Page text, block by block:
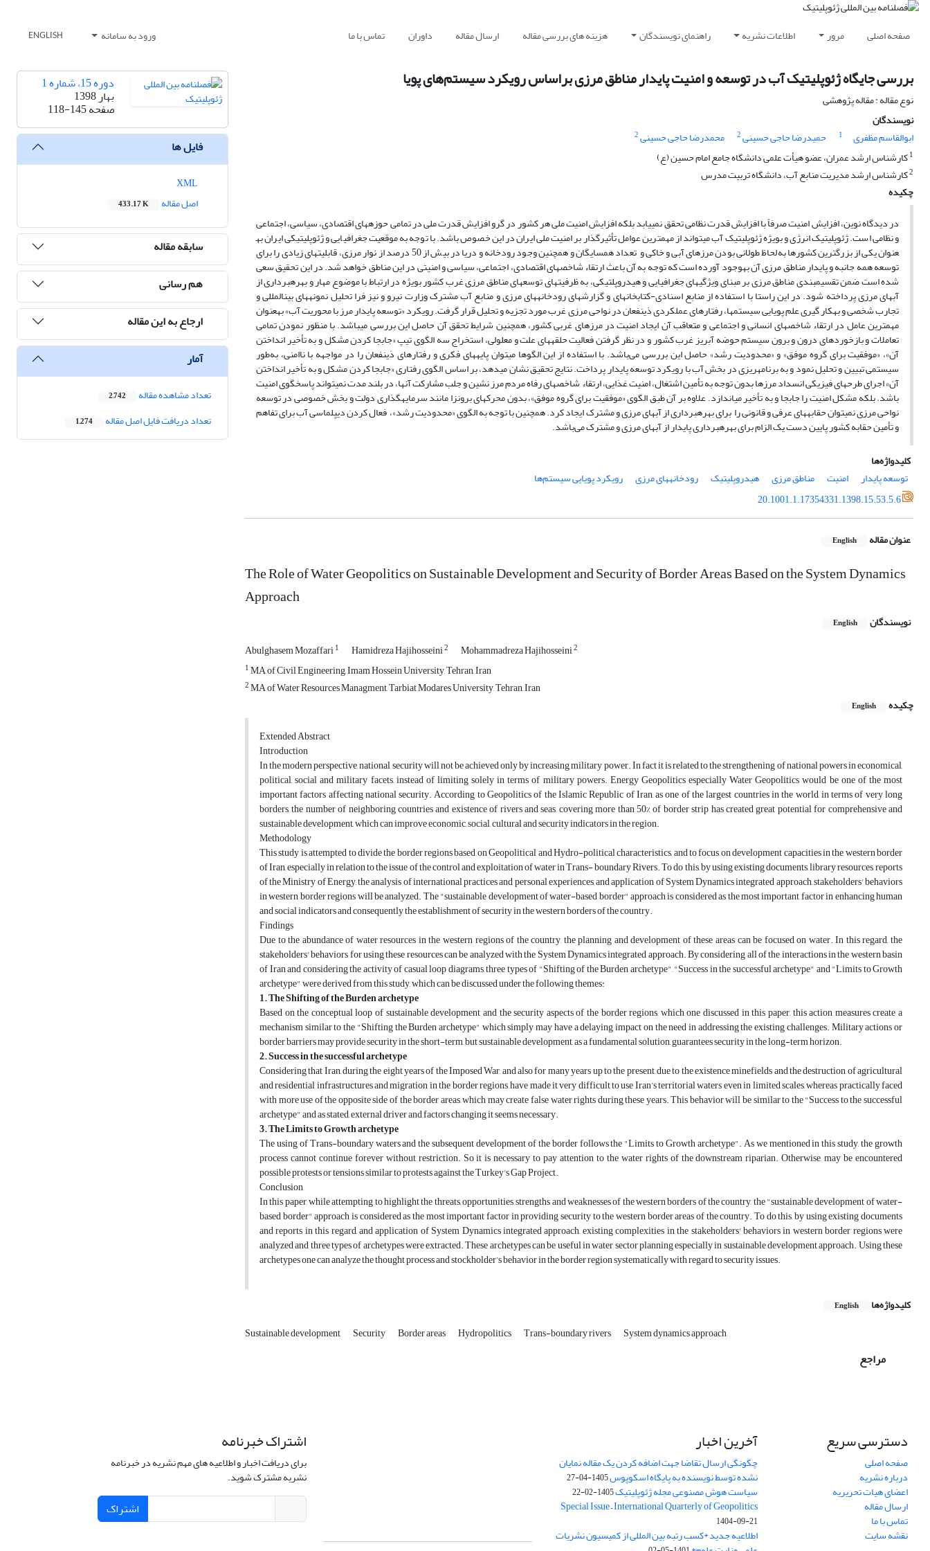
صفحه اصلی مرور اطلاعات نشریه راهنمای نویسندگان هزینه های بررسی مقاله ارسال مقاله داوران تماس با ما ورود به سامانه ENGLISH
بررسی جایگاه ژئوپلیتیک آب در توسعه و امنیت پایدار مناطق مرزی براساس رویکرد سیستم‌های پویا
نوع مقاله : مقاله پژوهشی
نویسندگان
ابوالقاسم مظفری
1 حمیدرضا حاجی حسینی2 محمدرضا حاجی حسینی2
1کارشناس ارشد عمران، عضو هیأت علمی دانشگاه جامع امام حسین (ع)
2کارشناس ارشد مدیریت منابع آب، دانشگاه تربیت مدرس
چکیده
در دیدگاه نوین، افزایش امنیت صرفاً با افزایش قدرت نظامی تحقق نمی­یابد بلکه افزایش امنیت ملی هر کشور در گرو افزایش قدرت ملی در تمامی حوزه­های اقتصادی، سیاسی، اجتماعی
و نظامی است. ژئوپلیتیک انرژی و بویژه ژئوپلیتیک آب می­تواند از مهمترین عوامل تأثیرگذار بر امنیت ملی ایران در این خصوص باشد. با توجه به موقعیت جغرافیایی و ژئوپلیتیکی ایران به​
عنوان یکی از بزرگترین کشورها به‌لحاظ طولانی بودن مرزهای آبی و خاکی و تعداد همسایگان و همچنین وجود رودخانه و دریا در بیش از 50 درصد از نوار مرزی، قابلیت­های زیادی را برای
توسعه­ همه جانبه و پایدار مناطق مرزی آن به​وجود آورده است که توجه به آن باعث ارتقاء شاخص­های اقتصادی، اجتماعی، سیاسی و امنیتی در این مناطق خواهد شد. در این تحقیق سعی
شده است ضمن تقسیم­بندی مناطق مرزی بر مبنای ویژگی­های جغرافیایی و هیدروپلتیکی، به ظرفیت­های توسعه­ای مناطق مرزی غرب کشور بویژه در ارتباط با موضوع مهار و بهره­برداری از
آب­­های مرزی پرداخته شود. در این راستا با استفاده از منابع اسنادی-کتابخانه­ای و گزارش­های رودخانه­های مرزی و منابع آب مشترک وزارت نیرو و نیز فرا تحلیل نمونه­های بین­المللی و
تجارب شخصی و به​کار گیری علم پویایی سیستم­ها، رفتارهای عملکردی ذینفعان در نواحی مرزی غرب مورد تجزیه و تحلیل قرار گرفت. رویکرد «توسعه پایدار مرز با محوریت آب» به​عنوان
مهمترین عامل در ارتقاء شاخص­های انسانی و اجتماعی و متعاقب آن ایجاد امنیت در مرزهای غربی کشور، همچنین شرایط تحقق آن حاصل این بررسی می​باشد. با منظور نمودن تمامی
تعاملات و بازخوردهای درون و برون سیستم حوضه آبریز غرب کشور و در نظر گرفتن فعالیت حلقه­های علت و معلولی، استخراج سه الگوی تیپ «جابجا کردن مشکل و به تأخیر انداختن
آن»، «موفقیت برای گروه موفق» و «محدودیت رشد» حاصل این بررسی می‌باشد. با استفاده از­ این الگوها می­توان پایه­های فکری و رفتارهای ذینفعان را در مواجهه با ناامنی، به‌طور
سیستمی تبیین و تحلیل نمود و به برنامه­ریزی در بخش آب با رویکرد توسعه پایدار پرداخت. نتایج تحقیق نشان می­دهد، بر اساس الگوی رفتاری «جابجا کردن مشکل و به تأخیر انداختن
آن» اجرای طرح​های فیزیکی انسداد مرزها بدون توجه به تأمین اشتغال، امنیت غذایی، ارتقاء شاخص​های رفاه مردم مرز نشین و جلب مشارکت آنها، در بلند مدت نمی​تواند پاسخگوی امنیت
باشد. بلکه مشکل امنیت را جابجا و به تأخیر می​اندازد. علاوه بر آن طبق الگوی «موفقیت برای گروه موفق»، بدون محرک​های برون​زا مانند سرمایه​گذاری دولت و بخش خصوصی در توسعه
نواحی مرزی نمی​توان حقابه​های عرفی و قانونی را برای بهره​برداری از آبهای مرزی و مشترک ایجاد کرد. همچنین با توجه به الگوی «محدودیت رشد»، فعال کردن دیپلماسی آب برای تفاهم
و تأمین حقابه کشور پایین دست یک الزام برای بهره​برداری پایدار از آبهای مرزی و مشترک می‌باشد.
کلیدواژه‌ها
توسعه پایدار
امنیت مناطق مرزی هیدروپلیتیک رودخانههای مرزی
رویکرد پویایی سیستم‌ها
20.1001.1.17354331.1398.15.53.5.6
عنوان مقاله English
The Role of Water Geopolitics on Sustainable Development and Security of Border Areas Based on the System Dynamics
Approach
نویسندگان English
Abulghasem Mozaffari1 Hamidreza Hajihosseini2 Mohammadreza Hajihosseini2
1MA of Civil Engineering, Imam Hossein University, Tehran, Iran
2MA of Water Resources Managment, Tarbiat Modares University, Tehran, Iran
چکیده
English
Extended Abstract
Introduction
In the modern perspective, national security will not be achieved only by increasing military power. In fact it is related to the strengthening of national powers in economical,
political, social and military facets, instead of limiting solely in terms of military powers. Energy Geopolitics especially Water Geopolitics would be one of the most
important factors affecting national security. According to Geopolitics of the Islamic Republic of Iran, as one of the largest countries in the world, in terms of very long
borders, the number of neighboring countries and existence of rivers and seas, covering more than 50% of border strip has created great potential for comprehensive and
sustainable development, which can improve economic, social, cultural and security indicators in the region.
Methodology
This study is attempted to divide the border regions based on Geopolitical and Hydro-political characteristics, and to focus on development capacities in the western border
of Iran, especially in relation to the issue of the control and exploitation of water in Trans- boundary Rivers. To do this, by using existing documents, library resources, reports
of the Ministry of Energy, the analysis of international practices and personal experiences, and application of System Dynamics integrated approach, stakeholders' behaviors
in western border regions will be analyzed. The "sustainable development of water-based border" approach is considered as the most important factor in enhancing human
and social indicators and consequently the establishment of security in the western borders of the country.
Findings
Due to the abundance of water resources in the western regions of the country, the planning and development of these areas can be focused on water. In this regard, the
stakeholders' behaviors for using these resources can be analyzed with the System Dynamics integrated approach. By considering all of the interactions in the western basin
of Iran and considering the activity of casual loop diagrams, three types of "Shifting of the Burden archetype", "Success in the successful archetype" and "Limits to Growth
archetype" were derived from this study, which can be discussed under the following themes:
1. The Shifting of the Burden archetype
Based on the conceptual loop of sustainable development and the security aspects of the border regions, which one discussed in this paper, this action measures create a
mechanism similar to the "Shifting the Burden archetype" which simply may have a delaying impact on the need in addressing the existing challenges. Military actions or
border barriers may provide security in the short-term, but sustainable development, as a fundamental solution, guarantees security in the long-term horizon.
2. Success in the successful archetype
Considering that Iran, during the eight years of the Imposed War, and also for many years up to the present, due to the existence minefields and the destruction of agricultural
and residential infrastructures and migration in the border regions, have made it very difficult to use Iran’s territorial waters even in limited scales, whereas practically faced
with more use of the opposite side of the border areas, which may create false water rights during these years. This behavior will be similar to the "Success to the successful
archetype" and as stated, external driver and factors changing it seems necessary.
3. The Limits to Growth archetype
The using of Trans-boundary waters and the subsequent development of the border follows the "Limits to Growth archetype". As we mentioned in this study, the growth
process cannot continue forever without restriction. So it is necessary to pay attention to the water rights of the downstream riparian. Otherwise, may be encountered
possible protests or tensions similar to protests against the Turkey's Gap Project.
Conclusion
In this paper, while attempting to highlight the threats, opportunities, strengths and weaknesses of the western borders of the country, the "sustainable development of water-
based border" approach is considered as the most important factor in providing security to the western border areas of the country. To do this, by using existing documents
and reports in this regard, and application of System Dynamics integrated approach, existing complexities in the stakeholders' behaviors in western border regions were
analyzed and three types of archetypes were extracted. These archetypes can be useful in water sector planning especially in sustainable development approach. Using these
archetypes one can analyze the thought process and stockholder’s behavior in the border region systematically with regard to security issues.
کلیدواژه‌ها English
Sustainable development Security Border areas Hydropolitics Trans-boundary rivers System dynamics approach
مراجع
دوره 15، شماره 1
بهار 1398
صفحه118-145
فایل ها
اصل مقاله
433.17 K
سابقه مقاله
هم رسانی
ارجاع به این مقاله
آمار
تعداد مشاهده مقاله 2,742
تعداد دریافت فایل اصل مقاله 1,274
دسترسی سریع
صفحه اصلی
درباره نشریه
اعضای هیات تحریریه
ارسال مقاله
تماس با ما
نقشه سایت
آخرین اخبار
چگونگی ارسال تقاضا جهت اضافه کردن یک مقاله نمایان
نشده توسط نویسنده به پایگاه اسکوپوس1405-04-27
سیاست هوش مصنوعی مجله ژئوپلیتیک1405-02-22
Special Issue – International Quarterly of Geopolitics
1404-09-21
اطلاعیه جدید *کسب رتبه بین المللی از کمیسیون نشریات
اشتراک خبرنامه
برای دریافت اخبار و اطلاعیه های مهم نشریه در خبرنامه
نشریه مشترک شوید.
اشتراک